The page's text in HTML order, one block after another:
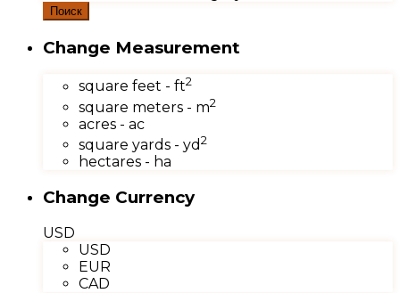
Поиск
Change Measurement
square feet - ft2
square meters - m2
acres - ac
square yards - yd2
hectares - ha
Change Currency
USD
USD
EUR
CAD